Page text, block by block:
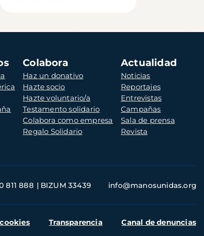
Colabora
Haz un donativo
Hazte socio
Hazte voluntario/a
Testamento solidario
Colabora como empresa
Regalo Solidario
Actualidad
Noticias
Reportajes
Entrevistas
Campañas
Sala de prensa
Revista
811 888 BIZUM 33439 info@manosunidas.org
Transparencia Canal de denuncias